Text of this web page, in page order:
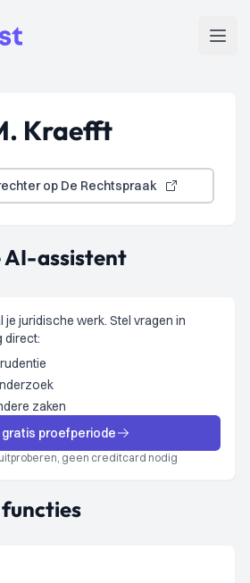
Kraefft
op De Rechtspraak
AI-assistent
je juridische werk. Stel vragen in
direct:
zaken
proefperiode
geen creditcard nodig